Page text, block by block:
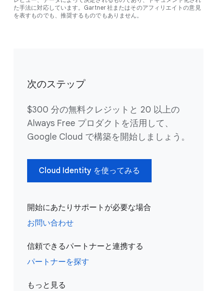
た手法に対応しています。Gartner 社またはそのアフィリエイトの意見
を表すものでも、推奨するものでもありません。
次のステップ
$300 分の無料クレジットと 20 以上の
Always Free プロダクトを活用して、
Google Cloud で構築を開始しましょう。
Cloud Identity を使ってみる
開始にあたりサポートが必要な場合
お問い合わせ
信頼できるパートナーと連携する
パートナーを探す
もっと見る